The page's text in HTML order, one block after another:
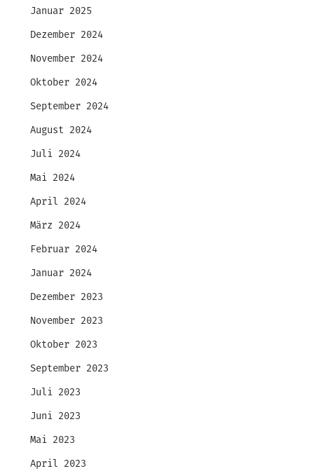
Januar 2025
Dezember 2024
November 2024
Oktober 2024
September 2024
August 2024
Juli 2024
Mai 2024
April 2024
März 2024
Februar 2024
Januar 2024
Dezember 2023
November 2023
Oktober 2023
September 2023
Juli 2023
Juni 2023
Mai 2023
April 2023